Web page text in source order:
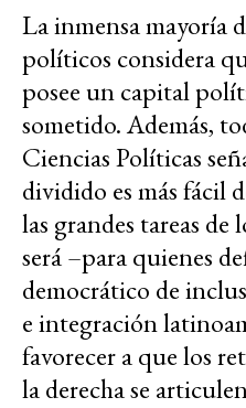
La inmensa mayoría
políticos considera
posee un capital
sometido. Además,
Ciencias Políticas
dividido es más fácil
las grandes tareas de
será –para quienes
democrático de
e integración
favorecer a que los
la derecha se